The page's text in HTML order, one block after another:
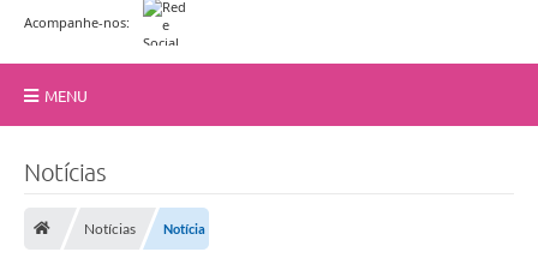
Acompanhe-nos:
MENU
Notícias
Notícias Notícia